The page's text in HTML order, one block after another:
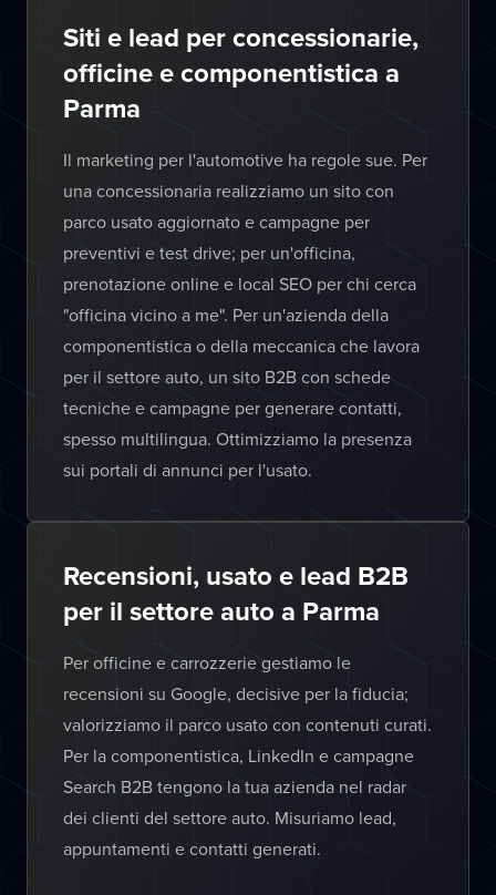
Siti e lead per concessionarie,
officine e componentistica a
Parma
Il marketing per l'automotive ha regole sue. Per
una concessionaria realizziamo un sito con
parco usato aggiornato e campagne per
preventivi e test drive; per un'officina,
prenotazione online e local SEO per chi cerca
"officina vicino a me". Per un'azienda della
componentistica o della meccanica che lavora
per il settore auto, un sito B2B con schede
tecniche e campagne per generare contatti,
spesso multilingua. Ottimizziamo la presenza
sui portali di annunci per l'usato.
Recensioni, usato e lead B2B
per il settore auto a Parma
Per officine e carrozzerie gestiamo le
recensioni su Google, decisive per la fiducia;
valorizziamo il parco usato con contenuti curati.
Per la componentistica, LinkedIn e campagne
Search B2B tengono la tua azienda nel radar
dei clienti del settore auto. Misuriamo lead,
appuntamenti e contatti generati.